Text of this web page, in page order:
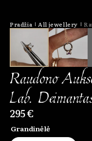
Pradžia All jewellery
Raudono
Lab.
295 €
Grandinėlė